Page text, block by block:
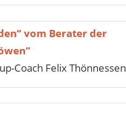
vom Berater der
Coach Felix Thönnessen